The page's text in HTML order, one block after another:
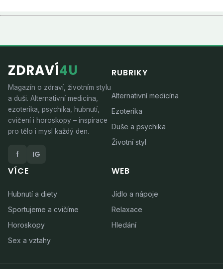
ZDRAVÍ4U
Magazín o zdraví, životním stylu
a duši. Alternativní medicína,
ezoterika, psychika, hubnutí,
cvičení i horoskopy – inspirace
pro tělo i mysl každý den.
f IG
RUBRIKY
Alternativní medicína
Ezoterika
Duše a psychika
Životní styl
VÍCE
Hubnutí a diety
Sportujeme a cvičíme
Horoskopy
Sex a vztahy
WEB
Jídlo a nápoje
Relaxace
Hledání